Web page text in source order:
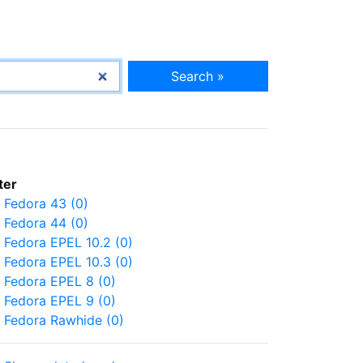
Search »
Fedora 43 (0)
Fedora 44 (0)
Fedora EPEL 10.2 (0)
Fedora EPEL 10.3 (0)
Fedora EPEL 8 (0)
Fedora EPEL 9 (0)
Fedora Rawhide (0)